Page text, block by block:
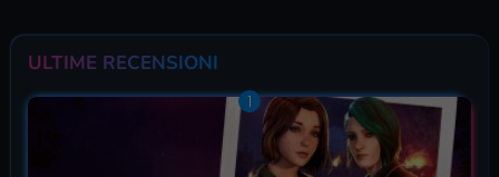
ULTIME RECENSIONI